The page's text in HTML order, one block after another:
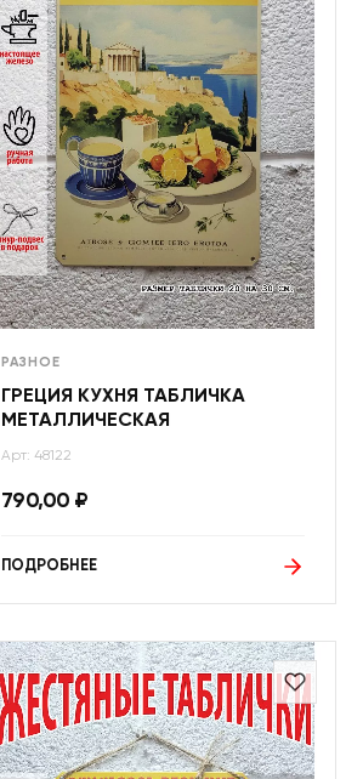
РАЗНОЕ
ГРЕЦИЯ КУХНЯ ТАБЛИЧКА
МЕТАЛЛИЧЕСКАЯ
Арт: 48122
790,00 ₽
ПОДРОБНЕЕ